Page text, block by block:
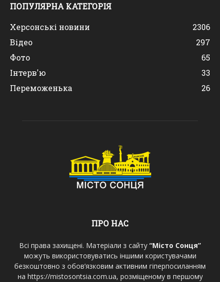
ПОПУЛЯРНА КАТЕГОРІЯ
Херсонські новини
2306
Відео
297
Фото
65
Інтерв'ю
33
Переможенька
26
ПРО НАС
Всі права захищені. Матеріали з сайту “Місто Сонця”
можуть використовуватись іншими користувачами
безкоштовно з обов’язковим активним гіперпосиланням
на https://mistosontsia.com.ua, розміщеному в першому